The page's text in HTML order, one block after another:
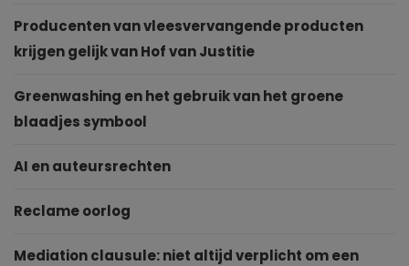
Producenten van vleesvervangende producten
krijgen gelijk van Hof van Justitie
Greenwashing en het gebruik van het groene
blaadjes symbool
AI en auteursrechten
Reclame oorlog
Mediation clausule: niet altijd verplicht om een